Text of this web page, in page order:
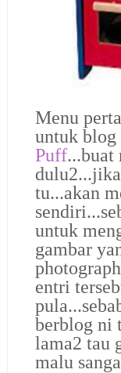
Menu
untuk blog
Puff...buat
tu...akan
untuk
gambar
entri
berblog ni
lama2 tau
malu